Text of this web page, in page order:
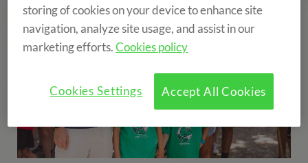
storing of cookies on your device to enhance site
navigation, analyze site usage, and assist in our
marketing efforts.Cookies policy
Accept All Cookies
Cookies Settings